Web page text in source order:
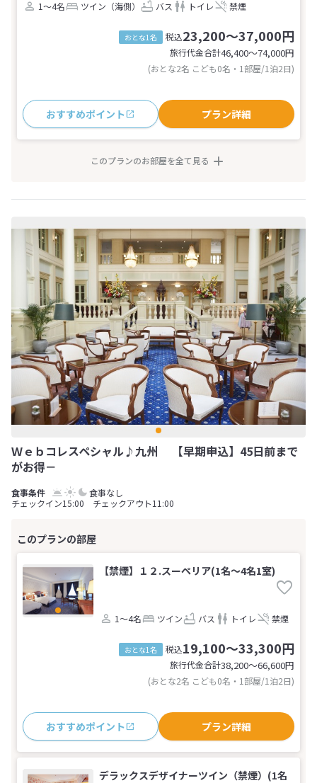
1～4名 ツイン（海側） バス トイレ 禁煙
おとな1名 税込23,200～37,000円
旅行代金合計46,400〜74,000円
(おとな2名 こども0名・1部屋/1泊2日)
おすすめポイント プラン詳細
このプランのお部屋を全て見る
Ｗｅｂコレスペシャル♪九州 【早期申込】45日前まで
がお得－
食事なし
チェックイン15:00 チェックアウト11:00
【禁煙】１２.スーペリア(1名～4名1室)
1～4名 ツイン バス トイレ 禁煙
おとな1名 税込19,100～33,300円
旅行代金合計38,200〜66,600円
(おとな2名 こども0名・1部屋/1泊2日)
おすすめポイント プラン詳細
デラックスデザイナーツイン（禁煙）(1名